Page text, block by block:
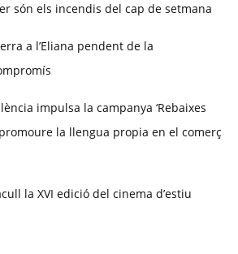
són els incendis del cap de setmana
a l’Eliana pendent de la
impulsa la campanya ‘Rebaixes
la llengua propia en el comerç
la XVI edició del cinema d’estiu